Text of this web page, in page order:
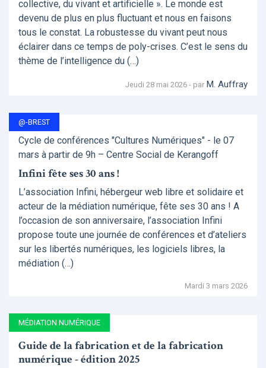
collective, du vivant et artificielle ». Le monde est
devenu de plus en plus fluctuant et nous en faisons
tous le constat. La robustesse du vivant peut nous
éclairer dans ce temps de poly-crises. C’est le sens du
thème de l’intelligence du (…)
Jeudi 28 mai 2026 - par M. Auffray
@-BREST
Cycle de conférences "Cultures Numériques" - le 07
mars à partir de 9h – Centre Social de Kerangoff
Infini fête ses 30 ans !
L’association Infini, hébergeur web libre et solidaire et
acteur de la médiation numérique, fête ses 30 ans ! A
l’occasion de son anniversaire, l’association Infini
propose toute une journée de conférences et d’ateliers
sur les libertés numériques, les logiciels libres, la
médiation (…)
Mardi 3 mars 2026
MÉDIATION NUMÉRIQUE
Guide de la fabrication et de la fabrication
numérique - édition 2025